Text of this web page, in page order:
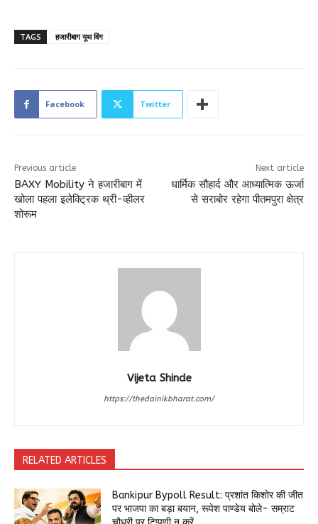
TAGS हजारीबाग यूथ विंग
Facebook Twitter
Previous article
BAXY Mobility ने हजारीबाग में
खोला पहला इलेक्ट्रिक थ्री-व्हीलर
शोरूम
Next article
धार्मिक सौहार्द और आध्यात्मिक ऊर्जा
से सराबोर रहेगा पीतमपुरा क्षेत्र
Vijeta Shinde
https://thedainikbharat.com/
RELATED ARTICLES
Bankipur Bypoll Result: प्रशांत किशोर की जीत
पर भाजपा का बड़ा बयान, रूपेश पाण्डेय बोले- सम्राट